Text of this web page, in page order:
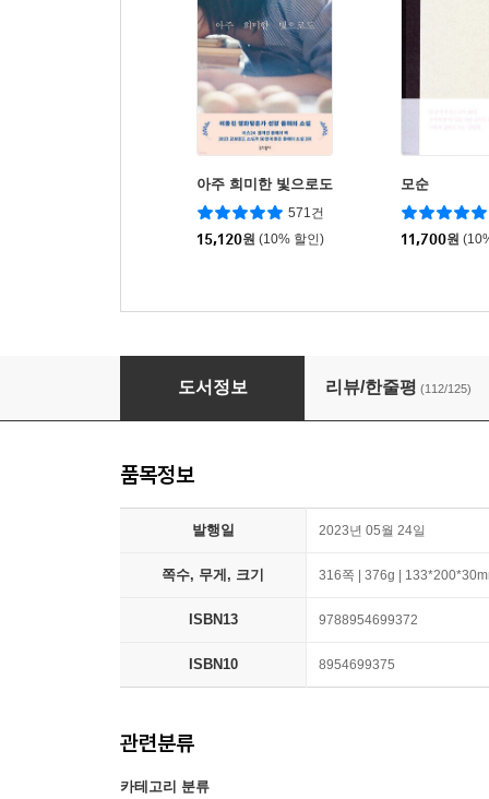
아주 희미한 빛으로도
571건
15,120원 (10% 할인)
모순
11,700원
눈부신 안부
도서정보 리뷰/한줄평 (112/125)
품목정보
발행일 2023년 05월 24일
쪽수, 무게, 크기 316쪽 | 376g |
ISBN13 9788954699372
ISBN10 8954699375
관련분류
카테고리 분류